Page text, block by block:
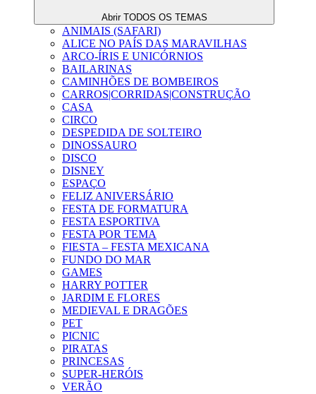
Abrir TODOS OS TEMAS
ANIMAIS (SAFARI)
ALICE NO PAÍS DAS MARAVILHAS
ARCO-ÍRIS E UNICÓRNIOS
BAILARINAS
CAMINHÕES DE BOMBEIROS
CARROS|CORRIDAS|CONSTRUÇÃO
CASA
CIRCO
DESPEDIDA DE SOLTEIRO
DINOSSAURO
DISCO
DISNEY
ESPAÇO
FELIZ ANIVERSÁRIO
FESTA DE FORMATURA
FESTA ESPORTIVA
FESTA POR TEMA
FIESTA – FESTA MEXICANA
FUNDO DO MAR
GAMES
HARRY POTTER
JARDIM E FLORES
MEDIEVAL E DRAGÕES
PET
PICNIC
PIRATAS
PRINCESAS
SUPER-HERÓIS
VERÃO